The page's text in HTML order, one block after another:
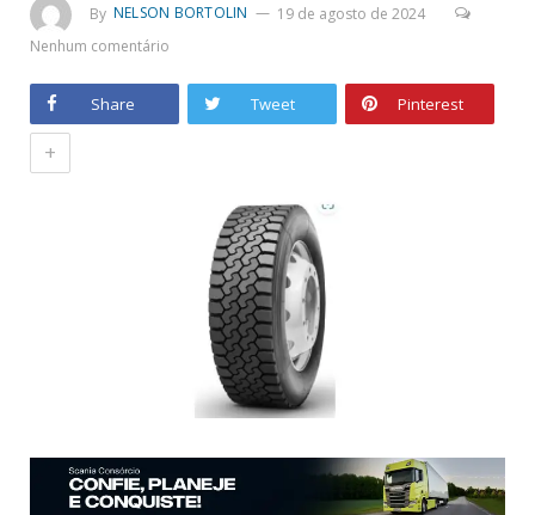
By NELSON BORTOLIN
19 de agosto de 2024
Nenhum comentário
Share Tweet Pinterest
+